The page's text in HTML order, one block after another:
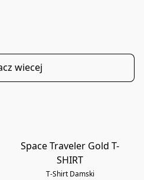
wiecej
Space Traveler Gold T-
SHIRT
T-Shirt Damski